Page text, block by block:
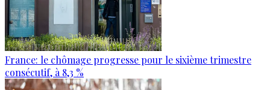
France: le chômage progresse pour le sixième trimestre
consécutif, à 8,3 %